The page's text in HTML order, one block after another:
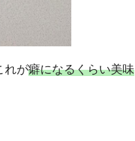
れが癖になるくらい美味